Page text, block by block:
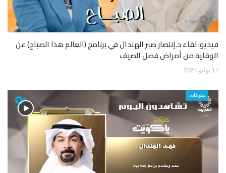
فيديو: لقاء د.إنتصار صبر الهندال في برنامج (العالم هذا الصباح) عن
الوقاية من أمراض فصل الصيف
11 يوليو 2024
منوعات